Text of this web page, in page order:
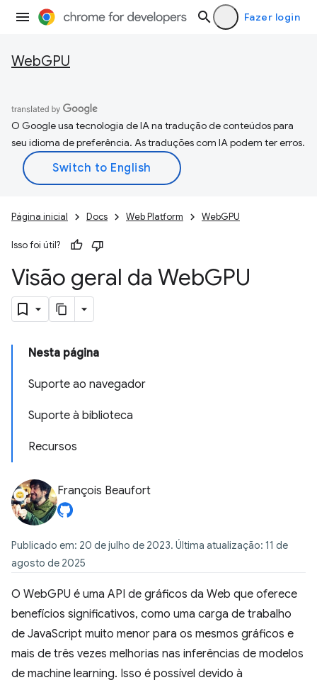
Fazer login
WebGPU
O Google usa tecnologia de IA na tradução de conteúdos para
seu idioma de preferência. As traduções com IA podem ter erros.
Página inicial Docs Web Platform WebGPU
Isso foi útil?
Visão geral da WebGPU
Nesta página
Suporte ao navegador
Suporte à biblioteca
Recursos
François Beaufort
Publicado em: 20 de julho de 2023. Última atualização: 11 de
agosto de 2025
O WebGPU é uma API de gráficos da Web que oferece
benefícios significativos, como uma carga de trabalho
de JavaScript muito menor para os mesmos gráficos e
mais de três vezes melhorias nas inferências de modelos
de machine learning. Isso é possível devido à